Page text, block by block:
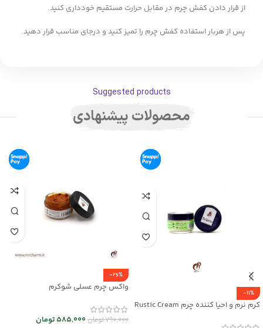
از قرار دادن کفش چرم در مقابل حرارت مستقیم خودداری کنید.
پس از هربار استفاده کفش چرم را تمیز کنید و درجای مناسب قرار دهید.
Suggested products
محصولات پیشنهادی
-11%
کرم نرم و احیا کننده چرم Rustic Cream
-26%
واکس چرم عسلی شوکرم
790,000تومان585,000تومان